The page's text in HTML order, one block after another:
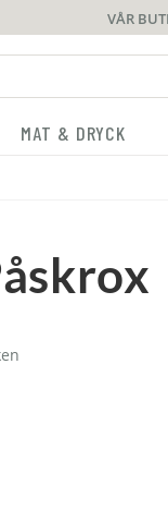
VÅR
MAT & DRYCK